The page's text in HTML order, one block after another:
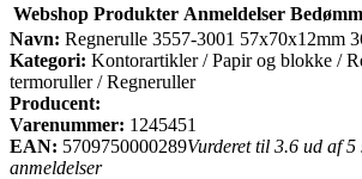
Webshop Produkter Anmeldelser
Navn: Regnerulle 3557-3001 57x70x12mm
Kategori: Kontorartikler / Papir og blokke /
termoruller / Regneruller
Producent:
Varenummer: 1245451
EAN: 5709750000289Vurderet til 3.6 ud af
anmeldelser